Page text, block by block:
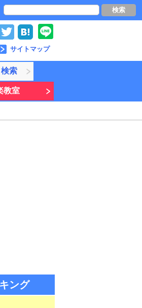
検索
サイトマップ
検索
教室
ング